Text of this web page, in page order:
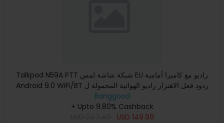
Talkpod N59A PTT شبكة شاشة لمس EU راديو مع كاميرا أمامية
Android 9.0 WiFi/BT ردود فعل الاهتزاز راديو الهوائية المحمولة ل
Banggood
+ Upto 9.80% Cashback
USD 149.99